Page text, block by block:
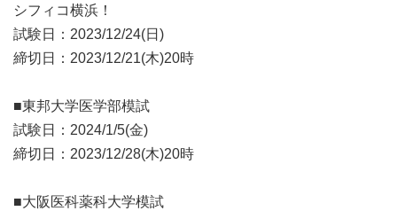
シフィコ横浜！
試験日：2023/12/24(日)
締切日：2023/12/21(木)20時
■東邦大学医学部模試
試験日：2024/1/5(金)
締切日：2023/12/28(木)20時
■大阪医科薬科大学模試